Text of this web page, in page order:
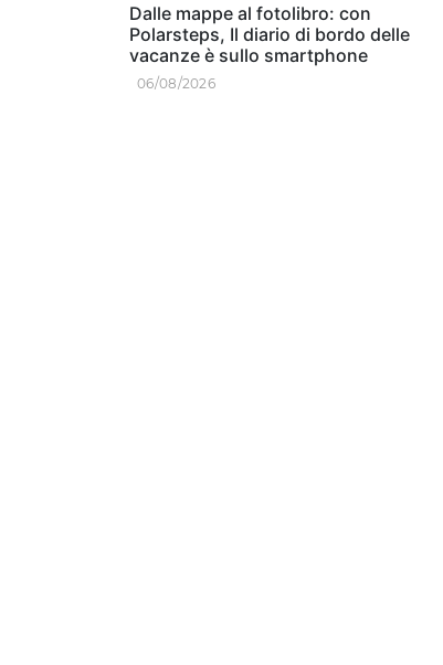
Dalle mappe al fotolibro: con
Polarsteps, Il diario di bordo delle
vacanze è sullo smartphone
06/08/2026